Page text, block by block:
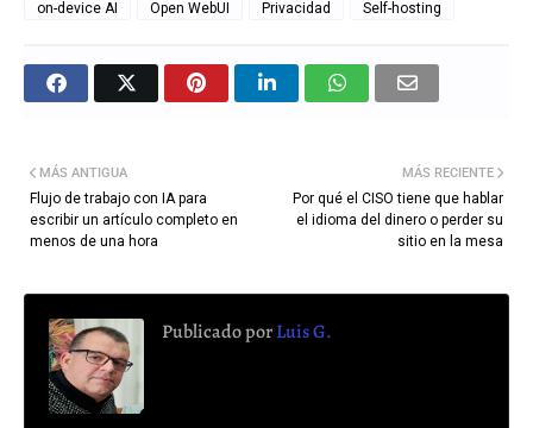
on-device AI Open WebUI Privacidad Self-hosting
MÁS RECIENTE
Por qué el CISO tiene que hablar
el idioma del dinero o perder su
sitio en la mesa
MÁS ANTIGUA
Flujo de trabajo con IA para
escribir un artículo completo en
menos de una hora
Publicado porLuis G.